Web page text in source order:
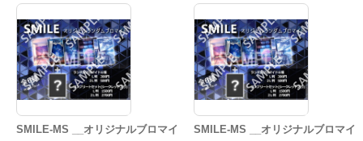
SMILE-MS __オリジナルブロマイ
SMILE-MS __オリジナルブロマイ